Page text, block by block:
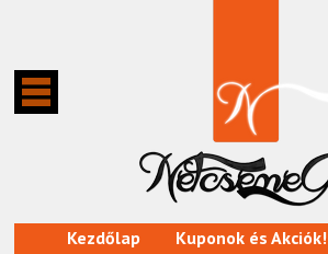
Kezdőlap Kuponok és Akciók!